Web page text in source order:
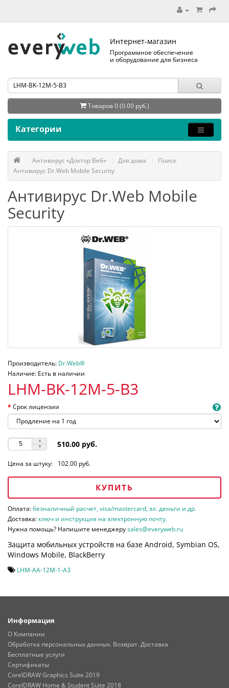
Интернет-магазин
Программное обеспечение
и оборудование для бизнеса
Товаров 0 (0.00 руб.)
Категории
Антивирус «Доктор Веб» Для дома
Поиск
Антивирус Dr.Web Mobile Security
Антивирус Dr.Web Mobile
Security
Производитель: Dr.Web®
Наличие: Есть в наличии
LHM-BK-12M-5-B3
Срок лицензии
510.00 руб.
Цена за штуку: 102.00 руб.
КУПИТЬ
Оплата:безналичный расчет, visa/mastercard, эл. деньги и др.
Доставка: ключ и инструкция на электронную почту.
Нужна помощь? Напишите менеджеруsales@everyweb.ru
Защита мобильных устройств на базе Android, Symbian OS,
Windows Mobile, BlackBerry
LHM-AA-12M-1-A3
Информация
О Компании
Обработка персональных данных. Возврат. Доставка
Бесплатные услуги
Сертификаты
CorelDRAW Graphics Suite 2019
CorelDRAW Home & Student Suite 2018